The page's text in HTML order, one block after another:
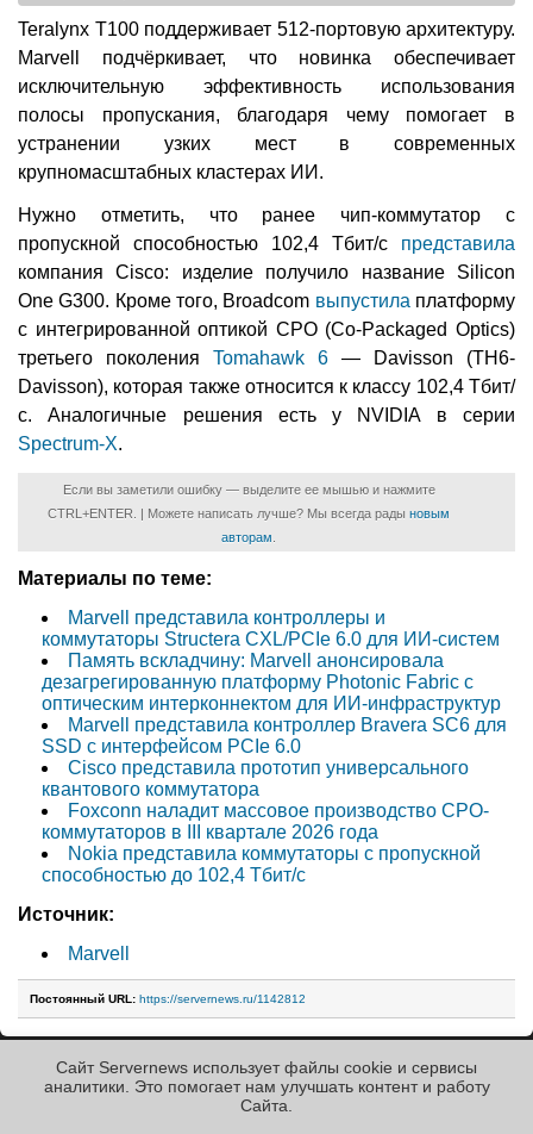
Teralynx T100 поддерживает 512-портовую архитектуру.
Marvell подчёркивает, что новинка обеспечивает
исключительную эффективность использования
полосы пропускания, благодаря чему помогает в
устранении узких мест в современных
крупномасштабных кластерах ИИ.
Нужно отметить, что ранее чип-коммутатор с
пропускной способностью 102,4 Тбит/с представила
компания Cisco: изделие получило название Silicon
One G300. Кроме того, Broadcom выпустила платформу
с интегрированной оптикой CPO (Co-Packaged Optics)
третьего поколения Tomahawk 6 — Davisson (TH6-
Davisson), которая также относится к классу 102,4 Тбит/
с. Аналогичные решения есть у NVIDIA в серии
Spectrum-X.
Если вы заметили ошибку — выделите ее мышью и нажмите
CTRL+ENTER. | Можете написать лучше? Мы всегда рады новым
авторам
Материалы по теме:
Marvell представила контроллеры и
коммутаторы Structera CXL/PCIe 6.0 для ИИ-систем
Память вскладчину: Marvell анонсировала
дезагрегированную платформу Photonic Fabric с
оптическим интерконнектом для ИИ-инфраструктур
Marvell представила контроллер Bravera SC6 для
SSD с интерфейсом PCIe 6.0
Cisco представила прототип универсального
квантового коммутатора
Foxconn наладит массовое производство CPO-
коммутаторов в III квартале 2026 года
Nokia представила коммутаторы с пропускной
способностью до 102,4 Тбит/с
Источник:
Marvell
Постоянный URL: https://servernews.ru/1142812
« Назад к ленте
Сайт Servernews использует файлы cookie и сервисы
аналитики. Это помогает нам улучшать контент и работу
Cайта.